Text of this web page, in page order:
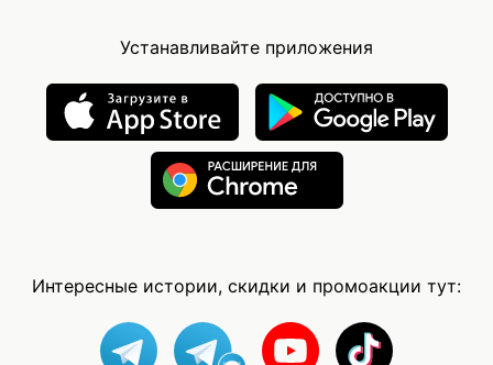
Устанавливайте приложения
Интересные истории, скидки и промоакции тут: